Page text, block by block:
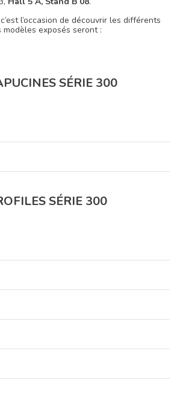
l’occasion de découvrir les différents
modèles exposés seront :
SÉRIE 300
SÉRIE 300